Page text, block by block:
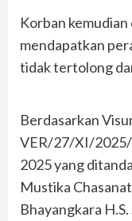
Korban
mendapatkan
tidak tertolong
Berdasarkan
VER/27/XI/
2025 yang
Mustika
Bhayangkara